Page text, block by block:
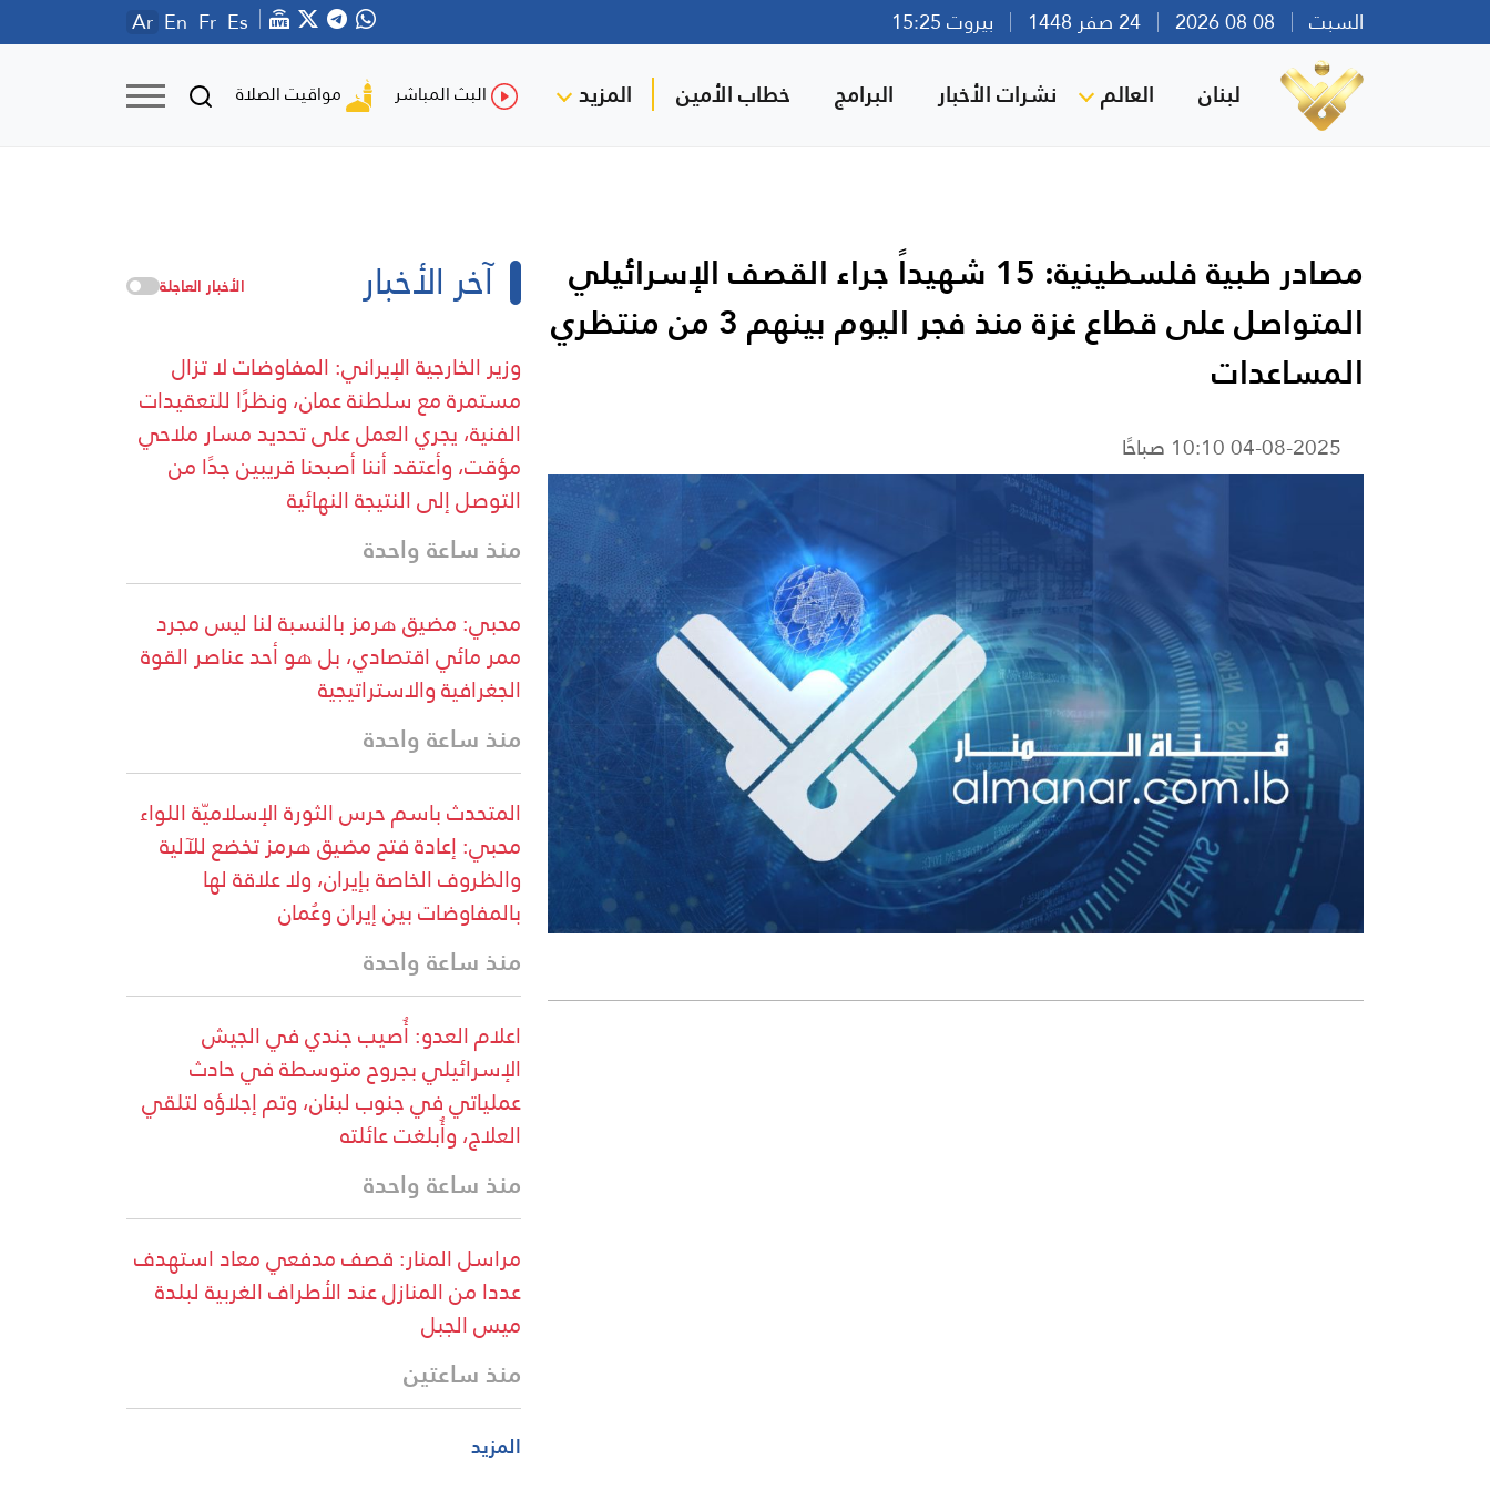
السبت بيروت 15:25 Ar En Fr Es
لبنان العالم نشرات الأخبار البرامج خطاب الأمين المزيد البث المباشر مواقيت الصلاة
مصادر طبية فلسطينية: 15 شهيداً جراء القصف الإسرائيلي
المتواصل على قطاع غزة منذ فجر اليوم بينهم 3 من منتظري
المساعدات
04-08-2025 10:10 صباحًا
آخر الأخبار الأخبار العاجلة
وزير الخارجية الإيراني: المفاوضات لا تزال
مستمرة مع سلطنة عمان، ونظرًا للتعقيدات
الفنية، يجري العمل على تحديد مسار ملاحي
مؤقت، وأعتقد أننا أصبحنا قريبين جدًا من
التوصل إلى النتيجة النهائية
منذ ساعة واحدة
محبي: مضيق هرمز بالنسبة لنا ليس مجرد
ممر مائي اقتصادي، بل هو أحد عناصر القوة
الجغرافية والاستراتيجية
منذ ساعة واحدة
المتحدث باسم حرس الثورة الإسلاميّة اللواء
محبي: إعادة فتح مضيق هرمز تخضع للآلية
والظروف الخاصة بإيران، ولا علاقة لها
بالمفاوضات بين إيران وعُمان
منذ ساعة واحدة
اعلام العدو: أُصيب جندي في الجيش
الإسرائيلي بجروح متوسطة في حادث
عملياتي في جنوب لبنان، وتم إجلاؤه لتلقي
العلاج، وأُبلغت عائلته
منذ ساعة واحدة
مراسل المنار: قصف مدفعي معاد استهدف
عددا من المنازل عند الأطراف الغربية لبلدة
ميس الجبل
منذ ساعتين
المزيد